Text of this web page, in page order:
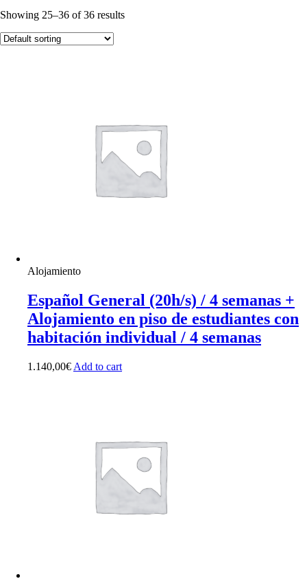
Showing 25–36 of 36 results
Alojamiento
Español General (20h/s) / 4 semanas +
Alojamiento en piso de estudiantes con
habitación individual / 4 semanas
1.140,00€ Add to cart